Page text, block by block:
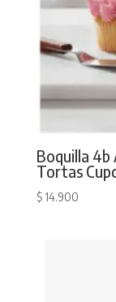
Boquilla 4b
Tortas
$14.900